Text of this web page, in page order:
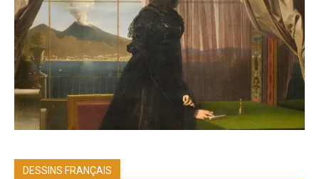
DESSINS FRANÇAIS